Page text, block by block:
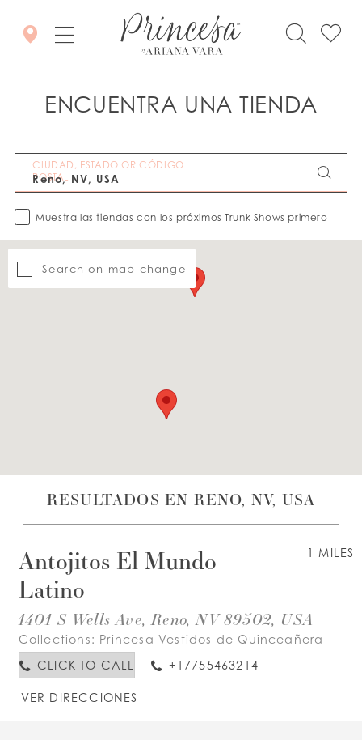
LISTA DE DESEOS
ENCUENTRA UNA TIENDA
CIUDAD, ESTADO OR CÓDIGO
POSTAL
Muestra las tiendas con los próximos Trunk Shows primero
Search on map change
RESULTADOS EN RENO, NV, USA
1 MILES
Antojitos El Mundo
Latino
1401 S Wells Ave, Reno, NV 89502, USA
Collections: Princesa Vestidos de Quinceañera
CLICK TO CALL
+17755463214
VER DIRECCIONES